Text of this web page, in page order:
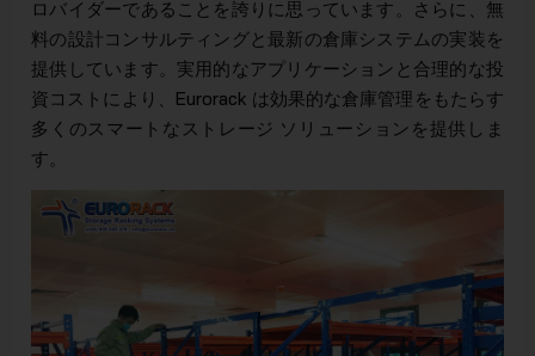
ロバイダーであることを誇りに思っています。さらに、無
料の設計コンサルティングと最新の倉庫システムの実装を
提供しています。実用的なアプリケーションと合理的な投
資コストにより、Eurorack は効果的な倉庫管理をもたらす
多くのスマートなストレージ ソリューションを提供しま
す。